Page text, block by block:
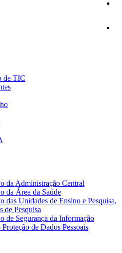
de TIC
da Administração Central
da Área da Saúde
das Unidades de Ensino e Pesquisa,
de Pesquisa
de Segurança da Informação
de Dados Pessoais